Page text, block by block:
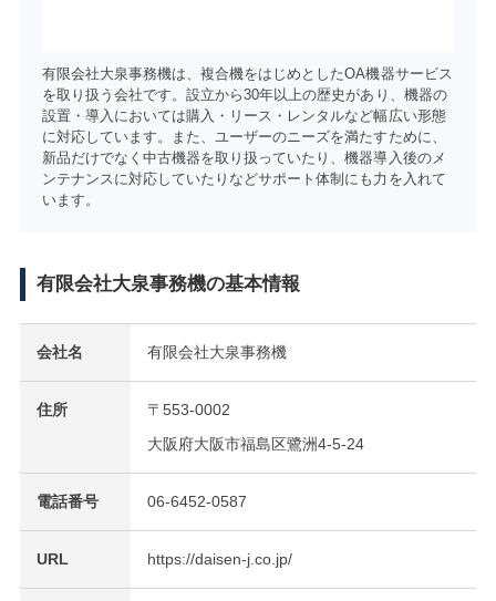
有限会社大泉事務機は、複合機をはじめとしたOA機器サービス
を取り扱う会社です。設立から30年以上の歴史があり、機器の
設置・導入においては購入・リース・レンタルなど幅広い形態
に対応しています。また、ユーザーのニーズを満たすために、
新品だけでなく中古機器を取り扱っていたり、機器導入後のメ
ンテナンスに対応していたりなどサポート体制にも力を入れて
います。
有限会社大泉事務機の基本情報
会社名 有限会社大泉事務機
住所
〒553-0002
大阪府大阪市福島区鷺洲4-5-24
電話番号 06-6452-0587
URL https://daisen-j.co.jp/